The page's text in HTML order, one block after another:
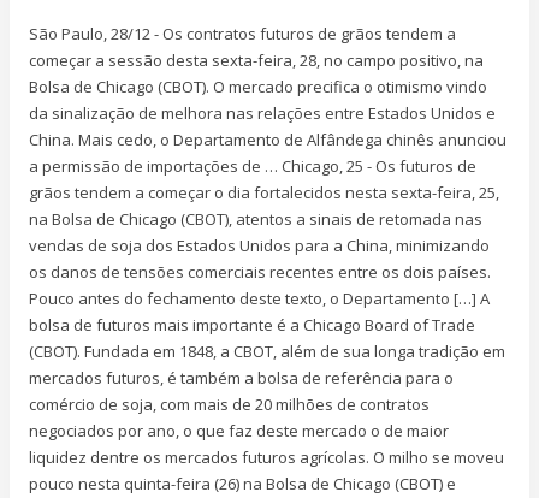
São Paulo, 28/12 - Os contratos futuros de grãos tendem a
começar a sessão desta sexta-feira, 28, no campo positivo, na
Bolsa de Chicago (CBOT). O mercado precifica o otimismo vindo
da sinalização de melhora nas relações entre Estados Unidos e
China. Mais cedo, o Departamento de Alfândega chinês anunciou
a permissão de importações de … Chicago, 25 - Os futuros de
grãos tendem a começar o dia fortalecidos nesta sexta-feira, 25,
na Bolsa de Chicago (CBOT), atentos a sinais de retomada nas
vendas de soja dos Estados Unidos para a China, minimizando
os danos de tensões comerciais recentes entre os dois países.
Pouco antes do fechamento deste texto, o Departamento […] A
bolsa de futuros mais importante é a Chicago Board of Trade
(CBOT). Fundada em 1848, a CBOT, além de sua longa tradição em
mercados futuros, é também a bolsa de referência para o
comércio de soja, com mais de 20 milhões de contratos
negociados por ano, o que faz deste mercado o de maior
liquidez dentre os mercados futuros agrícolas. O milho se moveu
pouco nesta quinta-feira (26) na Bolsa de Chicago (CBOT) e